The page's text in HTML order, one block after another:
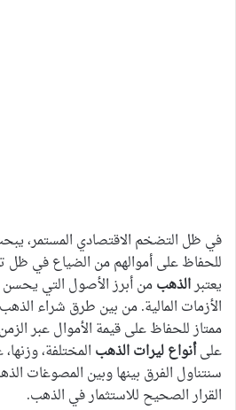
في ظل التضخم الاقتصادي المستمر،
للحفاظ على أموالهم من الضياع في ظل
يعتبرالذهبمن أبرز الأصول التي
الأزمات المالية. من بين طرق شراء
ممتاز للحفاظ على قيمة الأموال عبر
علىأنواع ليرات الذهب المختلفة،
سنتناول الفرق بينها وبين المصوغات
القرار الصحيح للاستثمار في الذهب.